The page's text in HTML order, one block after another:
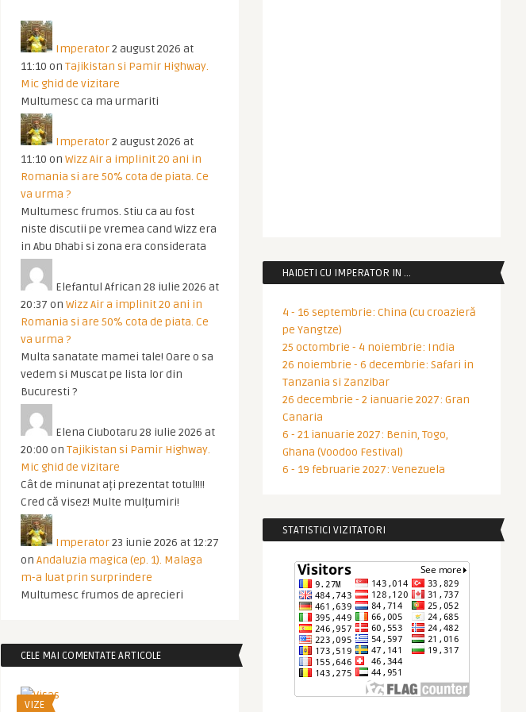
Imperator2 august 2026 at
11:10 on Tajikistan si Pamir Highway.
Mic ghid de vizitare
Multumesc ca ma urmariti
Imperator2 august 2026 at
11:10 on Wizz Air a implinit 20 ani in
Romania si are 50% cota de piata. Ce
va urma ?
Multumesc frumos. Stiu ca au fost
niste discutii pe vremea cand Wizz era
in Abu Dhabi si zona era considerata
Elefantul African 28 iulie 2026 at
20:37 on Wizz Air a implinit 20 ani in
Romania si are 50% cota de piata. Ce
va urma ?
Multa sanatate mamei tale! Oare o sa
vedem si Muscat pe lista lor din
Bucuresti ?
Elena Ciubotaru 28 iulie 2026 at
20:00 on Tajikistan si Pamir Highway.
Mic ghid de vizitare
Cât de minunat ați prezentat totul!!!!
Cred că visez! Multe mulțumiri!
Imperator23 iunie 2026 at 12:27
on Andaluzia magica (ep. 1). Malaga
m-a luat prin surprindere
Multumesc frumos de aprecieri
CELE MAI COMENTATE ARTICOLE
VIZE
HAIDETI CU IMPERATOR IN …
4 - 16 septembrie: China (cu croazieră
pe Yangtze)
25 octombrie - 4 noiembrie: India
26 noiembrie - 6 decembrie: Safari in
Tanzania si Zanzibar
26 decembrie - 2 ianuarie 2027: Gran
Canaria
6 - 21 ianuarie 2027: Benin, Togo,
Ghana (Voodoo Festival)
6 - 19 februarie 2027: Venezuela
STATISTICI VIZITATORI